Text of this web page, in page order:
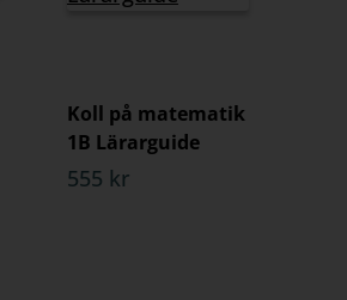
Koll på matematik
1B Lärarguide
555 kr